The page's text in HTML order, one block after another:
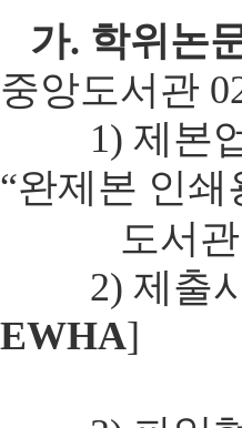
가. 학위논
중앙도서관
1) 제본업
“완제본 인
도서관홈
2) 제출사
EWHA]